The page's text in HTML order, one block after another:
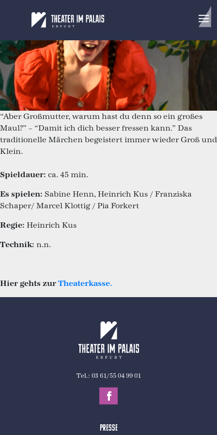
Ein Märchen nach den Gebrüdern Grimm
“Aber Großmutter, warum hast du denn so ein großes
Maul?” – “Damit ich dich besser fressen kann.” Das
traditionelle Märchen begeistert immer wieder Groß und
Klein.
Spieldauer: ca. 45 min.
Es spielen: Sabine Henn, Heinrich Kus / Franziska
Schaper/ Marcel Klottig / Pia Forkert
Regie: Heinrich Kus
Technik: n.n.
Hier gehts zur Theaterkasse.
Tel.: 03 61/55 04 99 01
Presse